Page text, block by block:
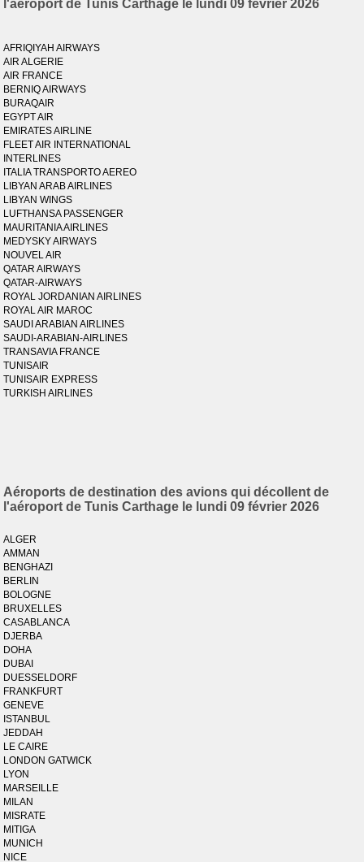
l'aéroport de Tunis Carthage le lundi 09 février 2026
AFRIQIYAH AIRWAYS
AIR ALGERIE
AIR FRANCE
BERNIQ AIRWAYS
BURAQAIR
EGYPT AIR
EMIRATES AIRLINE
FLEET AIR INTERNATIONAL
INTERLINES
ITALIA TRANSPORTO AEREO
LIBYAN ARAB AIRLINES
LIBYAN WINGS
LUFTHANSA PASSENGER
MAURITANIA AIRLINES
MEDYSKY AIRWAYS
NOUVEL AIR
QATAR AIRWAYS
QATAR-AIRWAYS
ROYAL JORDANIAN AIRLINES
ROYAL AIR MAROC
SAUDI ARABIAN AIRLINES
SAUDI-ARABIAN-AIRLINES
TRANSAVIA FRANCE
TUNISAIR
TUNISAIR EXPRESS
TURKISH AIRLINES
Aéroports de destination des avions qui décollent de
l'aéroport de Tunis Carthage le lundi 09 février 2026
ALGER
AMMAN
BENGHAZI
BERLIN
BOLOGNE
BRUXELLES
CASABLANCA
DJERBA
DOHA
DUBAI
DUESSELDORF
FRANKFURT
GENEVE
ISTANBUL
JEDDAH
LE CAIRE
LONDON GATWICK
LYON
MARSEILLE
MILAN
MISRATE
MITIGA
MUNICH
NICE